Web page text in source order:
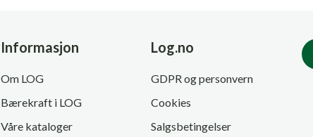
Informasjon
Om LOG
Bærekraft i LOG
Våre kataloger
Log.no
GDPR og personvern
Cookies
Salgsbetingelser